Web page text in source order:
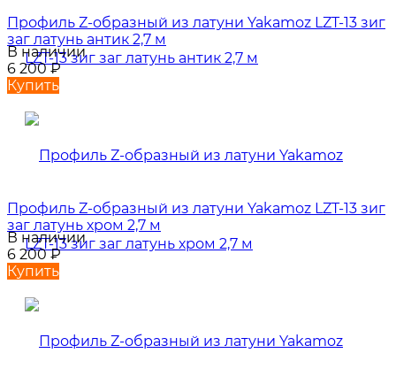
Профиль Z-образный из латуни Yakamoz LZT-13 зиг
заг латунь антик 2,7 м
В наличии
6 200₽
Купить
Профиль Z-образный из латуни Yakamoz LZT-13 зиг
заг латунь хром 2,7 м
В наличии
6 200₽
Купить